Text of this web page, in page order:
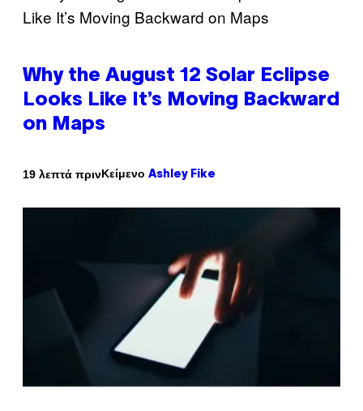
Why the August 12 Solar Eclipse
Looks Like It’s Moving Backward
on Maps
19 λεπτά πρινΚείμενο Ashley Fike